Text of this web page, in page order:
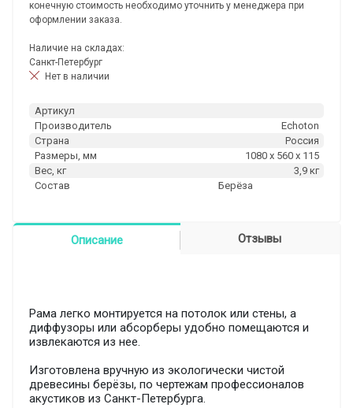
конечную стоимость необходимо уточнить у менеджера при
оформлении заказа.
Наличие на складах:
Санкт-Петербург
Нет в наличии
Артикул
Производитель
Echoton
Страна
Россия
Размеры, мм
1080 x 560 x 115
Вес, кг
3,9 кг
Состав
Берёза
Описание Отзывы
Рама легко монтируется на потолок или стены, а
диффузоры или абсорберы удобно помещаются и
извлекаются из нее.
Изготовлена вручную из экологически чистой
древесины берёзы, по чертежам профессионалов
акустиков из Санкт-Петербурга.